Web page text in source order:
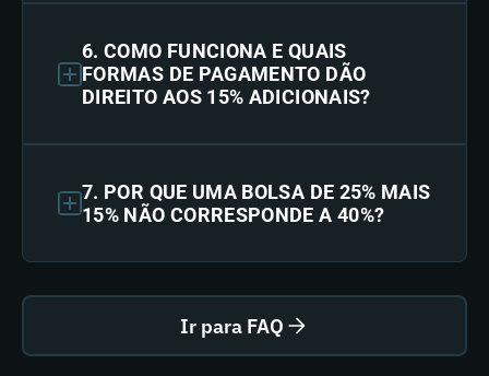
6. COMO FUNCIONA E QUAIS
FORMAS DE PAGAMENTO DÃO
DIREITO AOS 15% ADICIONAIS?
7. POR QUE UMA BOLSA DE 25% MAIS
15% NÃO CORRESPONDE A 40%?
Ir para FAQ